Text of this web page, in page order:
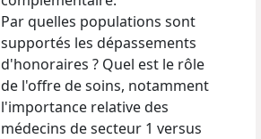
Par quelles populations sont
supportés les dépassements
d'honoraires ? Quel est le rôle
de l'offre de soins, notamment
l'importance relative des
médecins de secteur 1 versus